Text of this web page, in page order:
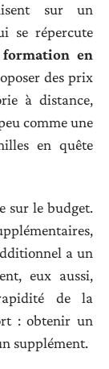
sur un
se répercute
formation en
des prix
à distance,
comme une
en quête
sur le budget.
a un
eux aussi,
de la
: obtenir un
supplément.